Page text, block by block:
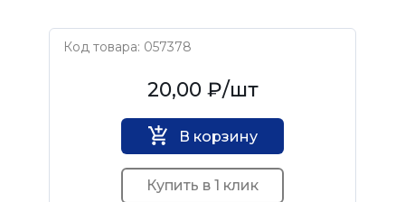
Код товара: 057378
Нет бренда20,00 ₽/шт
В корзину
Купить в 1 клик